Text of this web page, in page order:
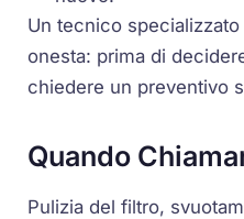
Un tecnico
onesta: prima di
chiedere un preventivo
Quando
Pulizia del filtro,